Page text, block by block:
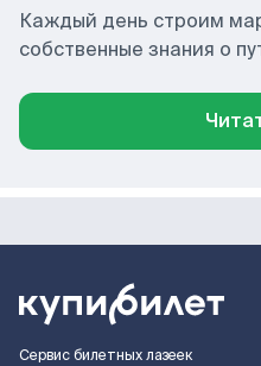
Каждый день строим
собственные знания о
Сервис билетных лазеек